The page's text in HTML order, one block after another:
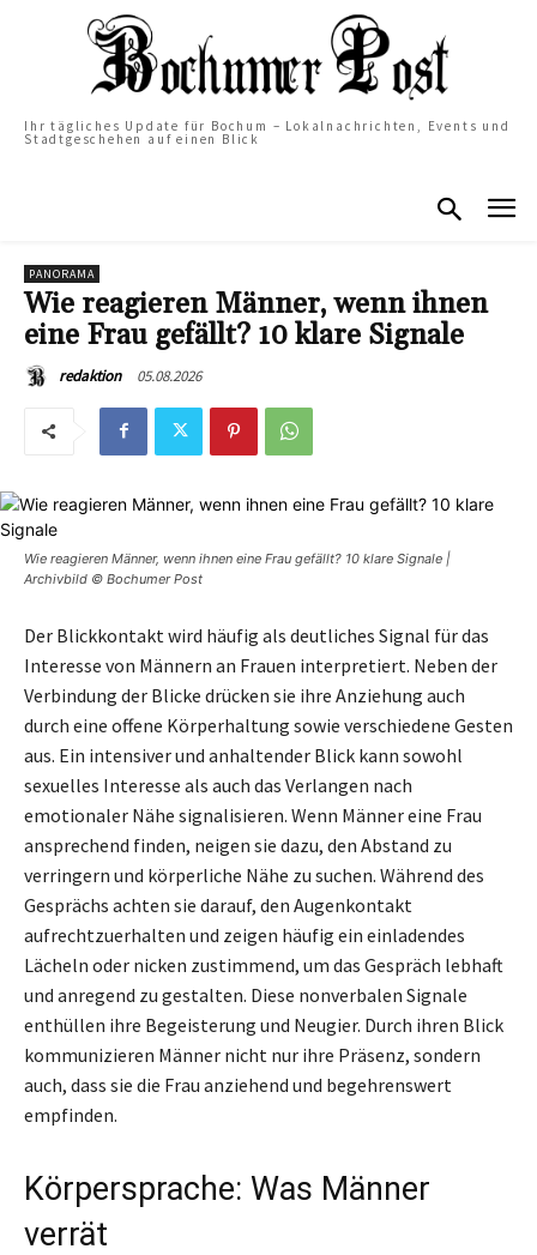
Ihr tägliches Update für Bochum – Lokalnachrichten, Events und
Stadtgeschehen auf einen Blick
PANORAMA
Wie reagieren Männer, wenn ihnen
eine Frau gefällt? 10 klare Signale
redaktion 05.08.2026
Wie reagieren Männer, wenn ihnen eine Frau gefällt? 10 klare Signale |
Archivbild © Bochumer Post
Der Blickkontakt wird häufig als deutliches Signal für das
Interesse von Männern an Frauen interpretiert. Neben der
Verbindung der Blicke drücken sie ihre Anziehung auch
durch eine offene Körperhaltung sowie verschiedene Gesten
aus. Ein intensiver und anhaltender Blick kann sowohl
sexuelles Interesse als auch das Verlangen nach
emotionaler Nähe signalisieren. Wenn Männer eine Frau
ansprechend finden, neigen sie dazu, den Abstand zu
verringern und körperliche Nähe zu suchen. Während des
Gesprächs achten sie darauf, den Augenkontakt
aufrechtzuerhalten und zeigen häufig ein einladendes
Lächeln oder nicken zustimmend, um das Gespräch lebhaft
und anregend zu gestalten. Diese nonverbalen Signale
enthüllen ihre Begeisterung und Neugier. Durch ihren Blick
kommunizieren Männer nicht nur ihre Präsenz, sondern
auch, dass sie die Frau anziehend und begehrenswert
empfinden.
Körpersprache: Was Männer
verrät